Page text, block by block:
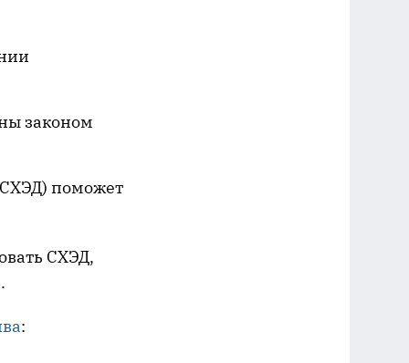
законом
поможет
СХЭД,
: